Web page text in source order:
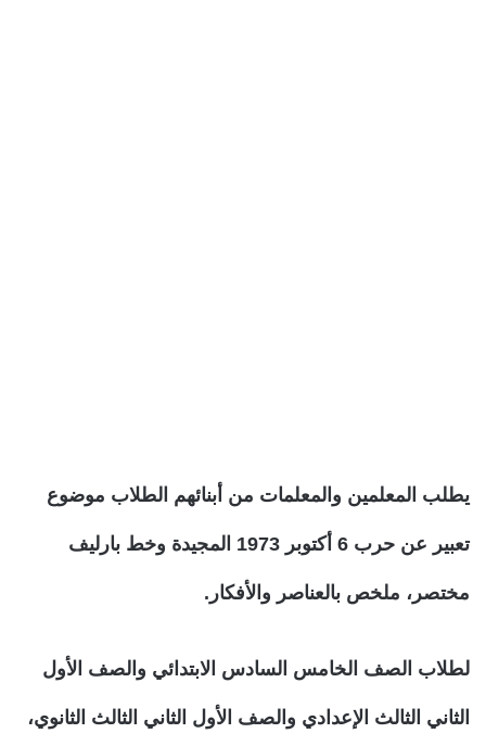
يطلب المعلمين والمعلمات من أبنائهم الطلاب موضوع
تعبير عن حرب 6 أكتوبر 1973 المجيدة وخط بارليف
مختصر، ملخص بالعناصر والأفكار.
لطلاب الصف الخامس السادس الابتدائي والصف الأول
الثاني الثالث الإعدادي والصف الأول الثاني الثالث الثانوي،